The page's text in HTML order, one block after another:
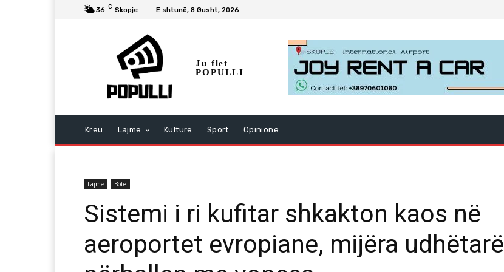
36 C Skopje E shtunë, 8 Gusht, 2026
Ju flet
POPULLI
Kreu Lajme Kulturë Sport Opinione
Lajme Botë
Sistemi i ri kufitar shkakton kaos në
aeroportet evropiane, mijëra udhëtarë